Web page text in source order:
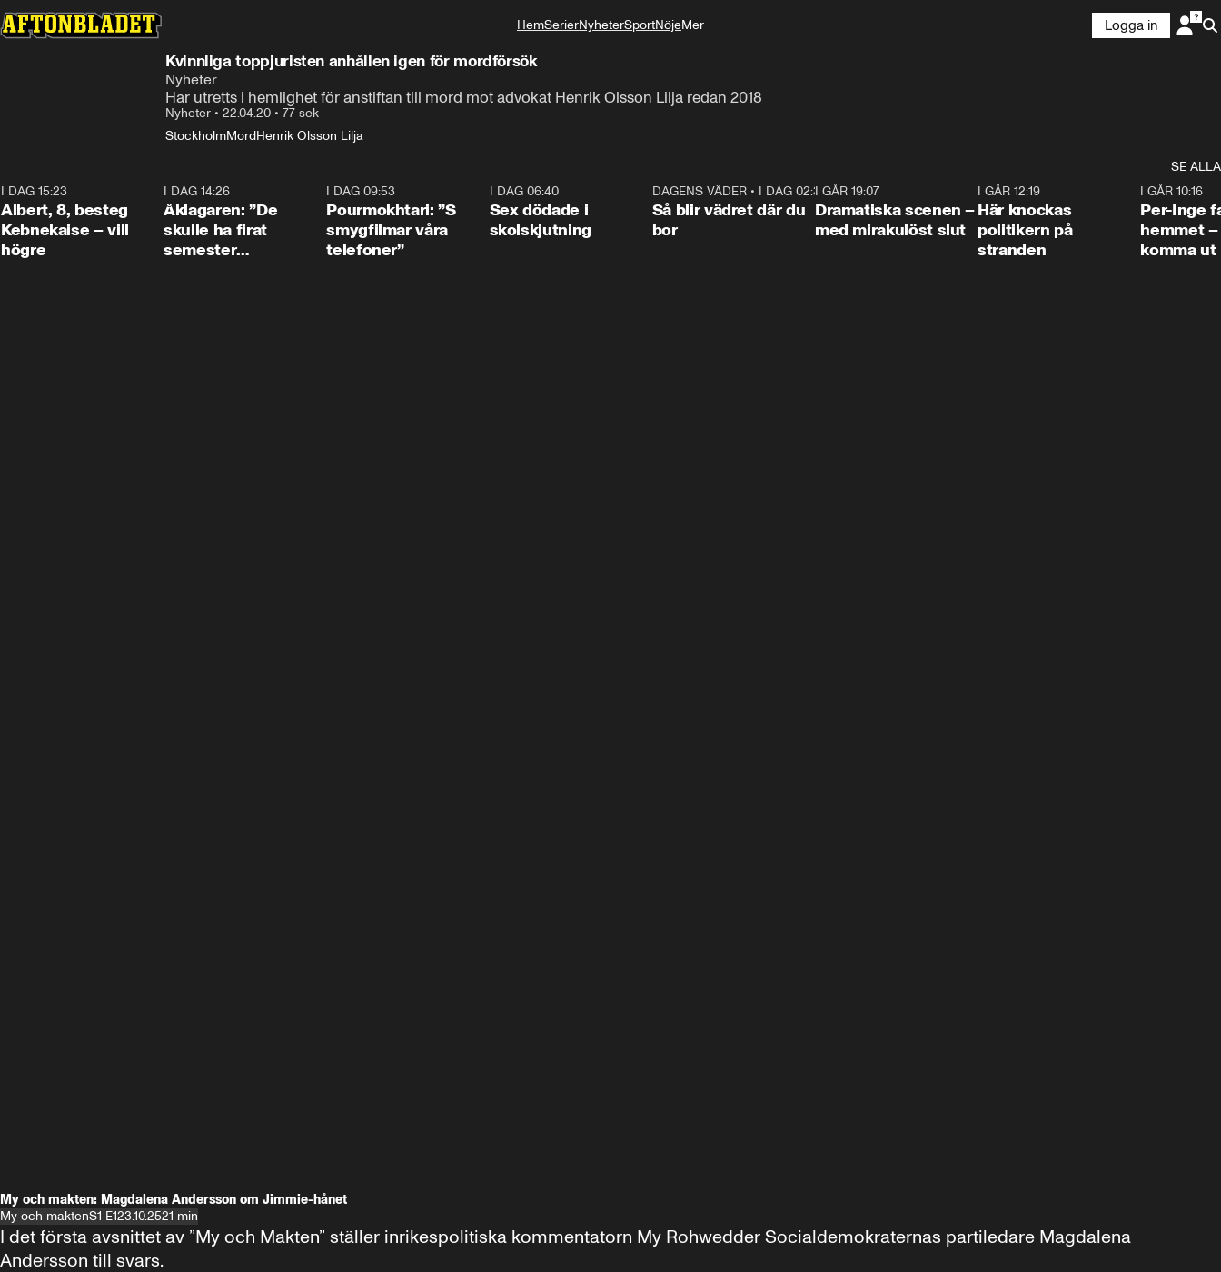
HemSerierNyheterSportNöjeMer
Logga in
Kvinnliga toppjuristen anhållen igen för mordförsök
Nyheter
Har utretts i hemlighet för anstiftan till mord mot advokat Henrik Olsson Lilja redan 2018
Nyheter • 22.04.20 • 77 sek
StockholmMordHenrik Olsson Lilja
SE ALLA
I DAG 15:23
Albert, 8, besteg
Kebnekaise – vill
högre
I DAG 14:26
Åklagaren: ”De
skulle ha firat
semester
I DAG 09:53
Pourmokhtari: ”S
smygfilmar våra
telefoner”
I DAG 06:40
Sex dödade i
skolskjutning
1:06
DAGENS VÄDER• I DAG 02:30
Så blir vädret där du
bor
I GÅR 19:07
Dramatiska scenen –
med mirakulöst slut
I GÅR 12:19
Här knockas
politikern på
stranden
I GÅR 10:16
Per-Inge
hemmet
komma ut
My och makten: Magdalena Andersson om Jimmie-hånet
My och maktenS1 E123.10.2521 min
I det första avsnittet av ”My och Makten” ställer inrikespolitiska kommentatorn My Rohwedder Socialdemokraternas partiledare Magdalena
Andersson till svars.